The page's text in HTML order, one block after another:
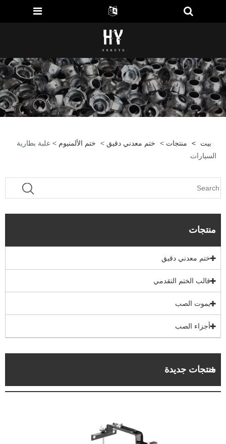
بيت > منتجات > ختم معدني دقيق > ختم الألمنيوم > علبة بطارية
السيارات
منتجات
ختم معدني دقيق
قالب الختم التقدمي
يموت الصب
أجزاء الصب
منتجات جديدة